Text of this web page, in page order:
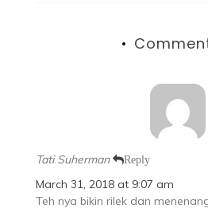
Tati Suherman Reply
March 31, 2018 at 9:07 am
Teh nya bikin rilek dan